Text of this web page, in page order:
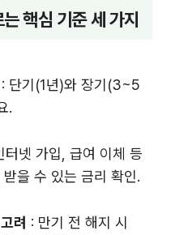
핵심 기준 세 가지
: 단기(1년)와 장기(3~5
.
터넷 가입, 급여 이체 등
을 수 있는 금리 확인.
려 : 만기 전 해지 시